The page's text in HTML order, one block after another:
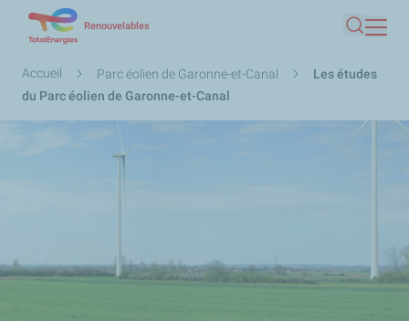
contenu
principal
Renouvelables
Fil
d'Ariane
Accueil Parc éolien de Garonne-et-Canal
Les études
du Parc éolien de Garonne-et-Canal